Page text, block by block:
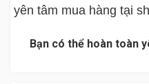
yên tâm mua hàng tại
Bạn có thể hoàn toàn